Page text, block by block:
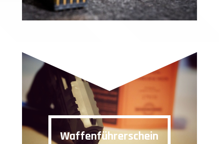
Waffenführerschein